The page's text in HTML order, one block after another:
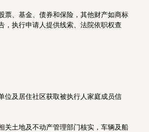
票、基金、债券和保险，其他财产如商标
，执行申请人提供线索、法院依职权查
位及居住社区获取被执行人家庭成员信
关土地及不动产管理部门核实，车辆及船